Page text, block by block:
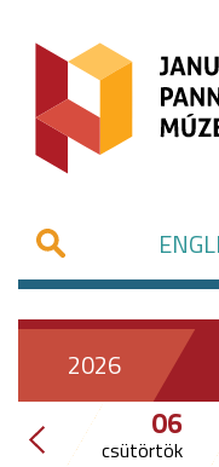
2026
06
csütörtök